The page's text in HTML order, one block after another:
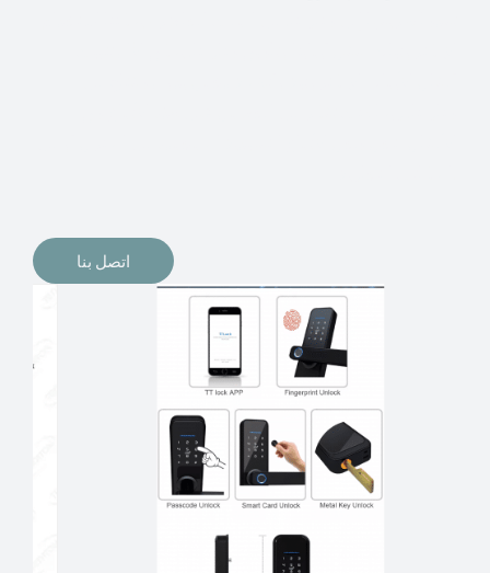
اتصل بنا